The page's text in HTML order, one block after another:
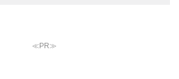
≪PR≫